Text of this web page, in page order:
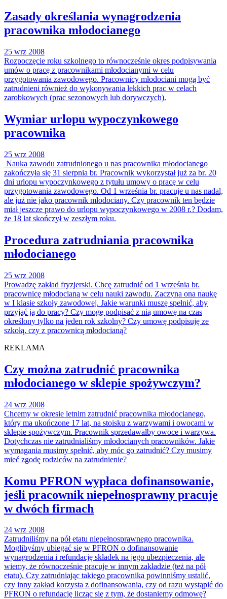
Zasady określania wynagrodzenia
pracownika młodocianego
25 wrz 2008
Rozpoczęcie roku szkolnego to równocześnie okres podpisywania
umów o pracę z pracownikami młodocianymi w celu
przygotowania zawodowego. Pracownicy młodociani mogą być
zatrudnieni również do wykonywania lekkich prac w celach
zarobkowych (prac sezonowych lub dorywczych).
Wymiar urlopu wypoczynkowego
pracownika
25 wrz 2008
Nauka zawodu zatrudnionego u nas pracownika młodocianego
zakończyła się 31 sierpnia br. Pracownik wykorzystał już za br. 20
dni urlopu wypoczynkowego z tytułu umowy o pracę w celu
przygotowania zawodowego. Od 1 września br. pracuje u nas nadal,
ale już nie jako pracownik młodociany. Czy pracownik ten będzie
miał jeszcze prawo do urlopu wypoczynkowego w 2008 r.? Dodam,
że 18 lat skończył w zeszłym roku.
Procedura zatrudniania pracownika
młodocianego
25 wrz 2008
Prowadzę zakład fryzjerski. Chcę zatrudnić od 1 września br.
pracownicę młodocianą w celu nauki zawodu. Zaczyna ona naukę
w I klasie szkoły zawodowej. Jakie warunki muszę spełnić, aby
przyjąć ją do pracy? Czy mogę podpisać z nią umowę na czas
określony tylko na jeden rok szkolny? Czy umowę podpisuję ze
szkołą, czy z pracownicą młodocianą?
REKLAMA
Czy można zatrudnić pracownika
młodocianego w sklepie spożywczym?
24 wrz 2008
Chcemy w okresie letnim zatrudnić pracownika młodocianego,
który ma ukończone 17 lat, na stoisku z warzywami i owocami w
sklepie spożywczym. Pracownik sprzedawałby owoce i warzywa.
Dotychczas nie zatrudnialiśmy młodocianych pracowników. Jakie
wymagania musimy spełnić, aby móc go zatrudnić? Czy musimy
mieć zgodę rodziców na zatrudnienie?
Komu PFRON wypłaca dofinansowanie,
jeśli pracownik niepełnosprawny pracuje
w dwóch firmach
24 wrz 2008
Zatrudniliśmy na pół etatu niepełnosprawnego pracownika.
Moglibyśmy ubiegać się w PFRON o dofinansowanie
wynagrodzenia i refundację składek na jego ubezpieczenia, ale
wiemy, że równocześnie pracuje w innym zakładzie (też na pół
etatu). Czy zatrudniając takiego pracownika powinniśmy ustalić,
czy inny zakład korzysta z dofinansowania, czy od razu wystąpić do
PFRON o refundację licząc się z tym, że dostaniemy odmowę?